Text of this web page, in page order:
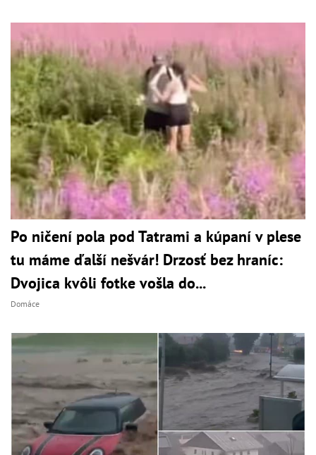
Po ničení pola pod Tatrami a kúpaní v plese
tu máme ďalší nešvár! Drzosť bez hraníc:
Dvojica kvôli fotke vošla do...
Domáce